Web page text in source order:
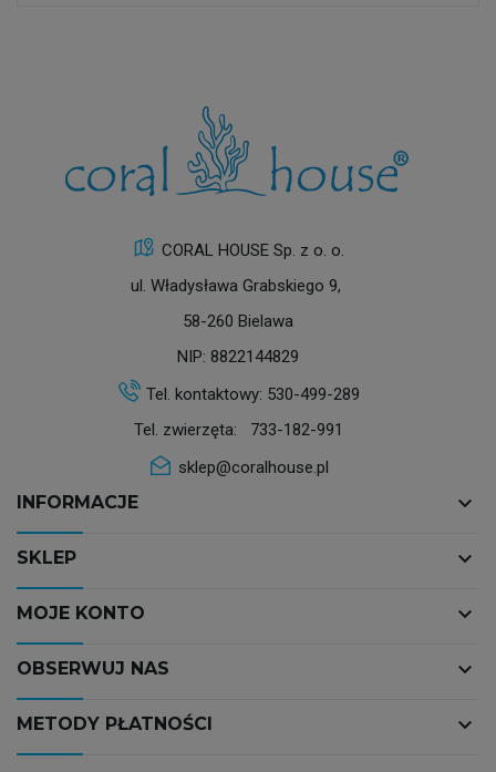
CORAL HOUSE Sp. z o. o.
ul. Władysława Grabskiego 9,
58-260 Bielawa
NIP: 8822144829
Tel. kontaktowy: 530-499-289
Tel. zwierzęta: 733-182-991
sklep@coralhouse.pl
INFORMACJE keyboard_arrow_down
SKLEP keyboard_arrow_down
MOJE KONTO keyboard_arrow_down
OBSERWUJ NAS keyboard_arrow_down
METODY PŁATNOŚCI keyboard_arrow_down